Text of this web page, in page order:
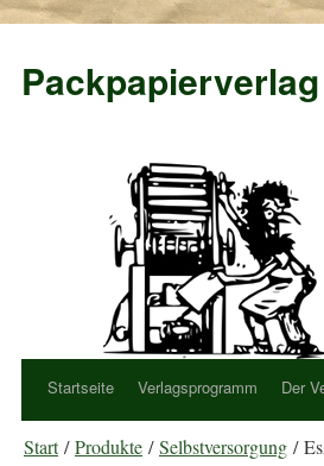
Startseite Verlagsprogramm Der
Start/Produkte /Selbstversorgung /